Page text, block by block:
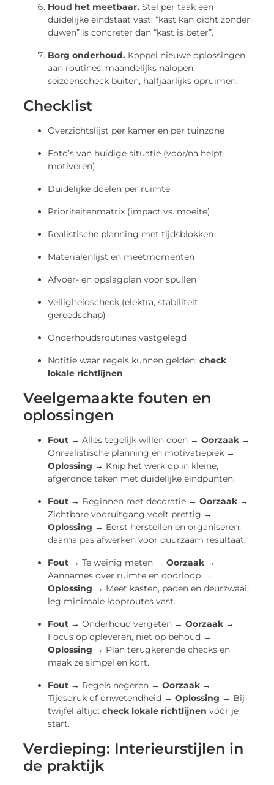
Houd het meetbaar. Stel per taak een
duidelijke eindstaat vast: “kast kan dicht zonder
duwen” is concreter dan “kast is beter”.
Borg onderhoud. Koppel nieuwe oplossingen
aan routines: maandelijks nalopen,
seizoenscheck buiten, halfjaarlijks opruimen.
Checklist
Overzichtslijst per kamer en per tuinzone
Foto’s van huidige situatie (voor/na helpt
motiveren)
Duidelijke doelen per ruimte
Prioriteitenmatrix (impact vs. moeite)
Realistische planning met tijdsblokken
Materialenlijst en meetmomenten
Afvoer- en opslagplan voor spullen
Veiligheidscheck (elektra, stabiliteit,
gereedschap)
Onderhoudsroutines vastgelegd
Notitie waar regels kunnen gelden:check
lokale richtlijnen
Veelgemaakte fouten en
oplossingen
Fout → Alles tegelijk willen doen →Oorzaak →
Onrealistische planning en motivatiepiek →
Oplossing → Knip het werk op in kleine,
afgeronde taken met duidelijke eindpunten.
Fout → Beginnen met decoratie →Oorzaak →
Zichtbare vooruitgang voelt prettig →
Oplossing → Eerst herstellen en organiseren,
daarna pas afwerken voor duurzaam resultaat.
Fout → Te weinig meten →Oorzaak →
Aannames over ruimte en doorloop →
Oplossing → Meet kasten, paden en deurzwaai;
leg minimale looproutes vast.
Fout → Onderhoud vergeten →Oorzaak →
Focus op opleveren, niet op behoud →
Oplossing → Plan terugkerende checks en
maak ze simpel en kort.
Fout → Regels negeren →Oorzaak →
Tijdsdruk of onwetendheid →Oplossing → Bij
twijfel altijd:check lokale richtlijnen vóór je
start.
Verdieping: Interieurstijlen in
de praktijk